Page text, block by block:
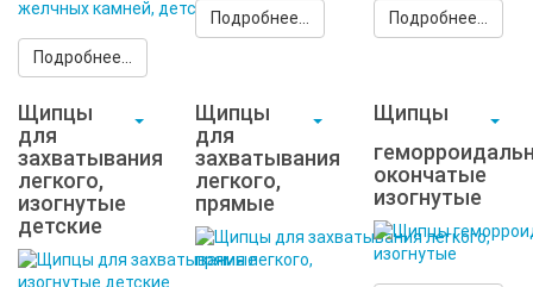
Подробнее...
Подробнее... Подробнее...
Щипцы
для
захватывания
легкого,
изогнутые
детские
Щипцы
для
захватывания
легкого,
прямые
Щипцы
окончатые
изогнутые